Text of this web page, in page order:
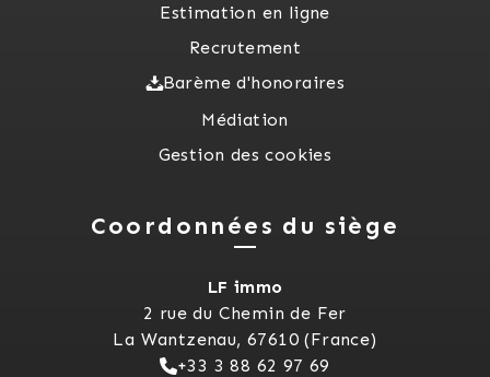
Estimation en ligne
Recrutement
Barème d'honoraires
Médiation
Gestion des cookies
Coordonnées du siège
LF immo
2 rue du Chemin de Fer
La Wantzenau, 67610 (France)
+33 3 88 62 97 69